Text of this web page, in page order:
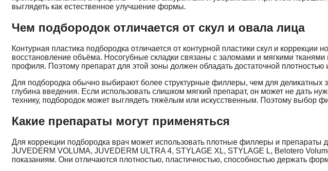
выглядеть как естественное улучшение формы.
Чем подбородок отличается от скул и овала лица
Контурная пластика подбородка отличается от контурной пластики скул и коррекции
восстановление объёма. Носогубные складки связаны с заломами и мягкими
профиля. Поэтому препарат для этой зоны должен обладать достаточной
Для подбородка обычно выбирают более структурные филлеры, чем для деликатных
глубина введения. Если использовать слишком мягкий препарат, он может не дать
технику, подбородок может выглядеть тяжёлым или искусственным. Поэтому выбор
Какие препараты могут применяться
Для коррекции подбородка врач может использовать плотные филлеры и препараты
JUVEDERM VOLUMA, JUVEDERM ULTRA 4, STYLAGE XL, STYLAGE L, Belotero
показаниям. Они отличаются плотностью, пластичностью, способностью держать